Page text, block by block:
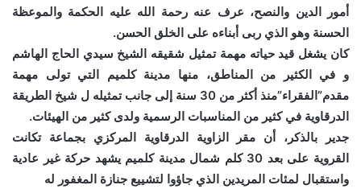
أمور الدين والنصح، عرف عنه رحمة الله عليه الحكمة والموعظة
الحسنة وهو الذي ربى أبناءه على الخلق الحسن.
كان يشغل قيد حياته مهمة تمثيل شقيقه الشيخ سيدي الحاج الهاشم
و في الكثير من المناطق، منها مدينة كلميم التي تولى مهمة
مقدم”الفقراء”منذ أكثر من 30 سنة إلى جانب تمثيله ل شيخ الطريقة
الدرقاوية في كثير من المناسبات الرسمية ولدى كثير من الهيئات.
جدير بالذكر، أن مقر الزاوية الدرقاوية المركزي بجماعة تكانت
القروية على بعد 30 كلم شمال مدينة كلميم يشهد حركة غير عادية
واستقبال لمئات المريدين الذي جاؤوا لتشييع جنازة المغفور له